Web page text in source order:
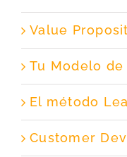
Value
Tu Modelo
El método
Customer